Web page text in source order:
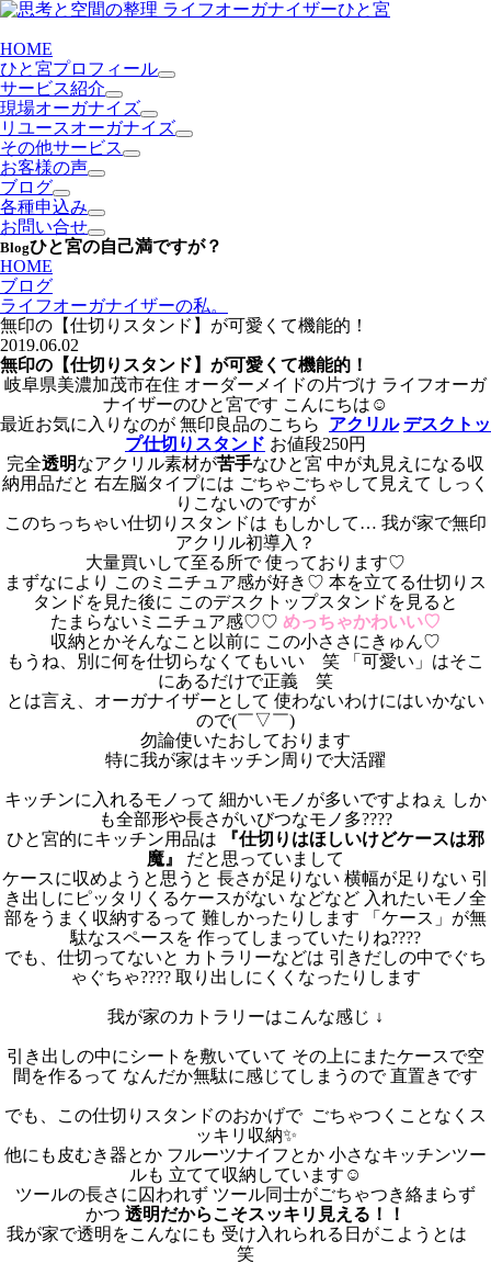
HOME
ひと宮プロフィール
サービス紹介
現場オーガナイズ
リユースオーガナイズ
その他サービス
お客様の声
ブログ
各種申込み
お問い合せ
Blogひと宮の自己満ですが？
HOME
ブログ
ライフオーガナイザーの私。
無印の【仕切りスタンド】が可愛くて機能的！
2019.06.02
無印の【仕切りスタンド】が可愛くて機能的！
岐阜県美濃加茂市在住 オーダーメイドの片づけ ライフオーガ
ナイザーのひと宮です こんにちは☺
最近お気に入りなのが 無印良品のこちら
アクリル デスクトッ
プ仕切りスタンド お値段250円
完全透明なアクリル素材が苦手なひと宮 中が丸見えになる収
納用品だと 右左脳タイプには ごちゃごちゃして見えて しっく
りこないのですが
このちっちゃい仕切りスタンドは もしかして… 我が家で無印
アクリル初導入？
大量買いして至る所で 使っております♡
まずなにより このミニチュア感が好き♡ 本を立てる仕切りス
タンドを見た後に このデスクトップスタンドを見ると
たまらないミニチュア感♡♡ めっちゃかわいい♡
収納とかそんなこと以前に この小ささにきゅん♡
もうね、別に何を仕切らなくてもいい 笑 「可愛い」はそこ
にあるだけで正義 笑
とは言え、オーガナイザーとして 使わないわけにはいかない
ので(￣▽￣)
勿論使いたおしております
特に我が家はキッチン周りで大活躍
キッチンに入れるモノって 細かいモノが多いですよねぇ しか
も全部形や長さがいびつなモノ多????
ひと宮的にキッチン用品は
『仕切りはほしいけどケースは邪
魔』
だと思っていまして
ケースに収めようと思うと 長さが足りない 横幅が足りない 引
き出しにピッタリくるケースがない などなど 入れたいモノ全
部をうまく収納するって 難しかったりします 「ケース」が無
駄なスペースを 作ってしまっていたりね????
でも、仕切ってないと カトラリーなどは 引きだしの中でぐち
ゃぐちゃ???? 取り出しにくくなったりします
我が家のカトラリーはこんな感じ ↓
引き出しの中にシートを敷いていて その上にまたケースで空
間を作るって なんだか無駄に感じてしまうので 直置きです
でも、この仕切りスタンドのおかげで ごちゃつくことなくス
ッキリ収納✨
他にも皮むき器とか フルーツナイフとか 小さなキッチンツー
ルも 立てて収納しています☺
ツールの長さに囚われず ツール同士がごちゃつき絡まらず
かつ 透明だからこそスッキリ見える！！
我が家で透明をこんなにも 受け入れられる日がこようとは
笑